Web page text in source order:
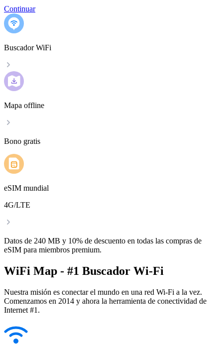
Continuar
Buscador WiFi
Mapa offline
Bono gratis
eSIM mundial
4G/LTE
Datos de 240 MB y 10% de descuento en todas las compras de
eSIM para miembros premium.
WiFi Map - #1 Buscador Wi-Fi
Nuestra misión es conectar el mundo en una red Wi-Fi a la vez.
Comenzamos en 2014 y ahora la herramienta de conectividad de
Internet #1.